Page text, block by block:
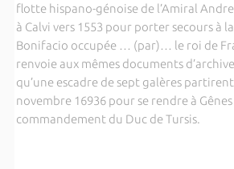
flotte hispano-génoise de l’Amiral
à Calvi vers 1553 pour porter secours à
Bonifacio occupée … (par)… le roi de
renvoie aux mêmes documents
qu’une escadre de sept galères
novembre 16936 pour se rendre à Gênes
commandement du Duc de Tursis.